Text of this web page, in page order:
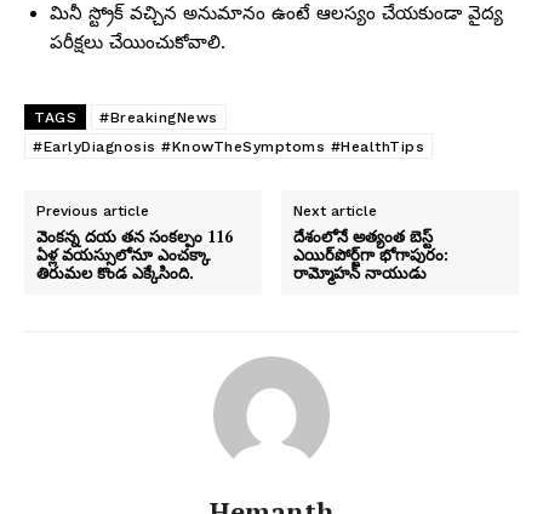
మినీ స్ట్రోక్ వచ్చిన అనుమానం ఉంటే ఆలస్యం చేయకుండా వైద్య
పరీక్షలు చేయించుకోవాలి.
TAGS
#BreakingNews
#EarlyDiagnosis #KnowTheSymptoms #HealthTips
Previous article
వెంకన్న దయ తన సంకల్పం 116
ఏళ్ల వయస్సులోనూ ఎంచక్కా
తిరుమల కొండ ఎక్కేసింది.
Next article
దేశంలోనే అత్యంత బెస్ట్
ఎయిర్‌పోర్ట్‌గా భోగాపురం:
రామ్మోహన్ నాయుడు